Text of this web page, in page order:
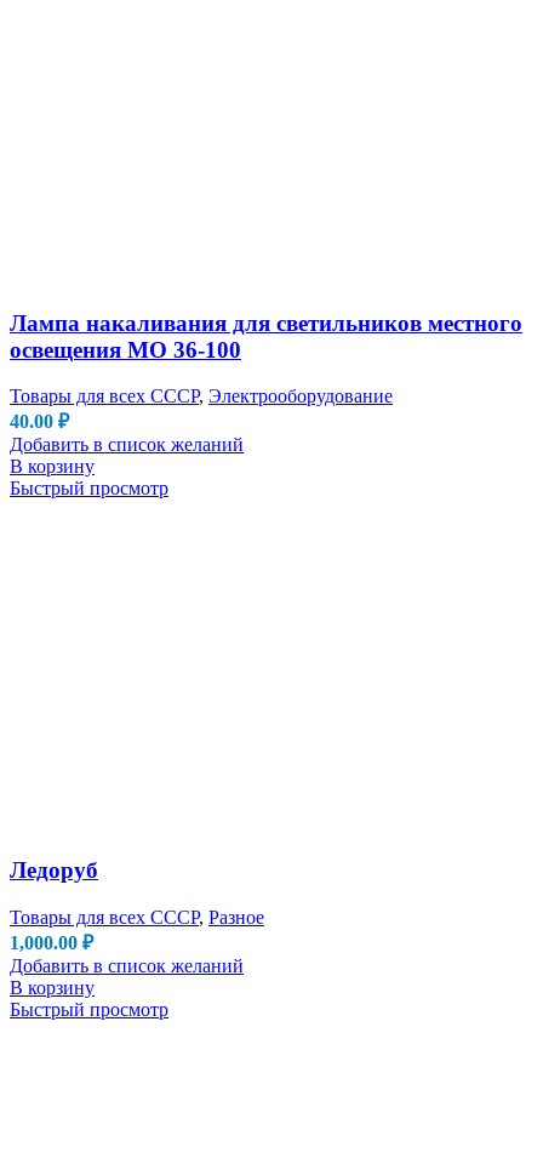
Лампа накаливания для светильников местного
освещения МО 36-100
Товары для всех СССР, Электрооборудование
40.00 ₽
Добавить в список желаний
В корзину
Быстрый просмотр
Ледоруб
Товары для всех СССР, Разное
1,000.00 ₽
Добавить в список желаний
В корзину
Быстрый просмотр